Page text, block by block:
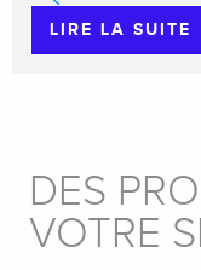
LIRE LA SUITE
DES
VOTRE